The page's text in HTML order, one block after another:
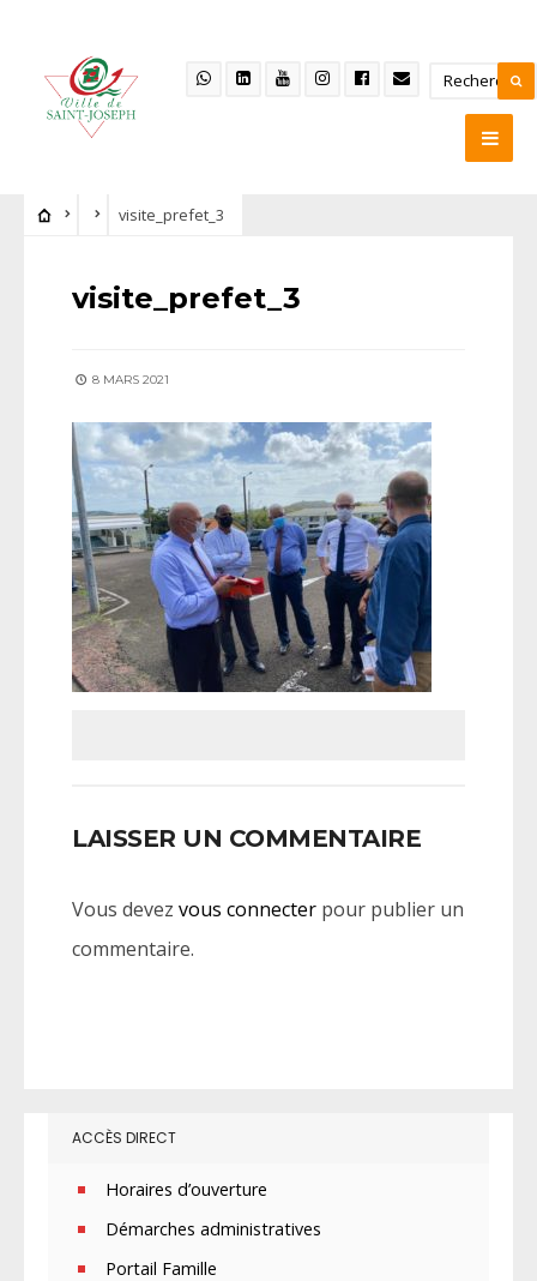
visite_prefet_3
visite_prefet_3
8 MARS 2021
LAISSER UN COMMENTAIRE
Vous devez vous connecter pour publier un
commentaire.
ACCÈS DIRECT
Horaires d’ouverture
Démarches administratives
Portail Famille